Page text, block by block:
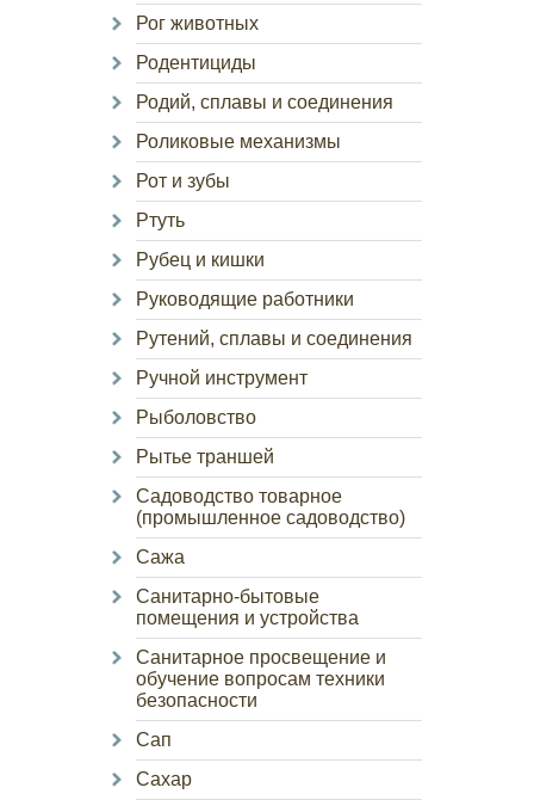
Рог животных
Родентициды
Родий, сплавы и соединения
Роликовые механизмы
Рот и зубы
Ртуть
Рубец и кишки
Руководящие работники
Рутений, сплавы и соединения
Ручной инструмент
Рыболовство
Рытье траншей
Садоводство товарное
(промышленное садоводство)
Сажа
Санитарно-бытовые
помещения и устройства
Санитарное просвещение и
обучение вопросам техники
безопасности
Сап
Сахар